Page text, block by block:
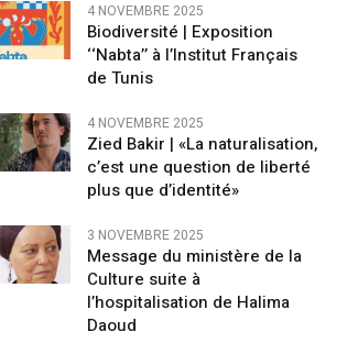
4 NOVEMBRE 2025
Biodiversité | Exposition
‘‘Nabta’’ à l’Institut Français
de Tunis
4 NOVEMBRE 2025
Zied Bakir | «La naturalisation,
c’est une question de liberté
plus que d’identité»
3 NOVEMBRE 2025
Message du ministère de la
Culture suite à
l’hospitalisation de Halima
Daoud